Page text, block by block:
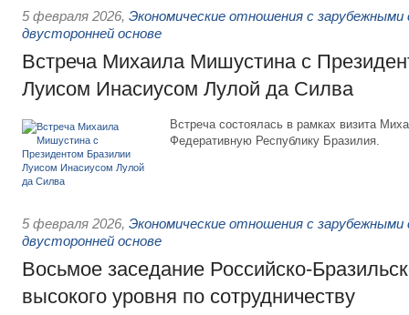
5 февраля 2026, Экономические отношения с
двусторонней основе
Встреча Михаила Мишустина с
Луисом Инасиусом Лулой да Силва
Встреча состоялась в рамках визита
Федеративную Республику Бразилия.
5 февраля 2026, Экономические отношения с
двусторонней основе
Восьмое заседание Российско-
высокого уровня по сотрудничеству